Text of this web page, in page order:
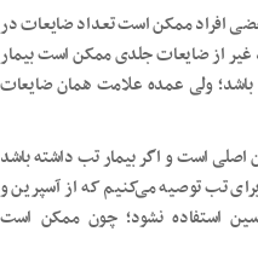
افراد ممکن است تعداد ضایعات در
هم برسد غیر از ضایعات جلدی ممکن است بیمار
باشد؛ ولی عمده علامت همان ضایعات
است و اگر بیمار تب داشته باشد
تب توصیه می‌کنیم که از آسپرین و
استفاده نشود؛ چون ممکن است